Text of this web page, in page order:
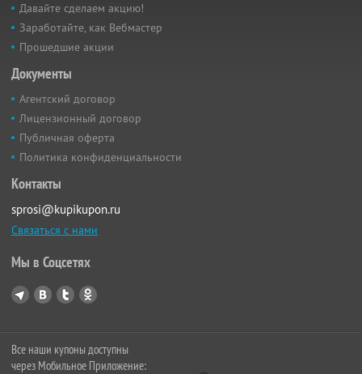
Давайте сделаем акцию!
Заработайте, как Вебмастер
Прошедшие акции
Документы
Агентский договор
Лицензионный договор
Публичная оферта
Политика конфиденциальности
Контакты
sprosi@kupikupon.ru
Связаться с нами
Мы в Соцсетях
Все наши купоны доступны
через Мобильное Приложение: